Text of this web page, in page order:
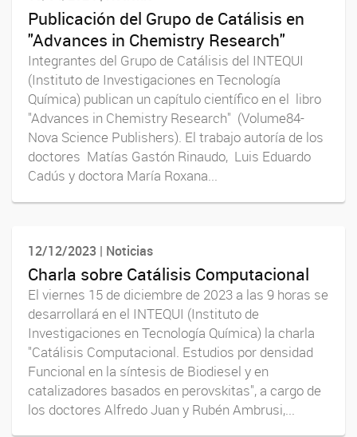
Publicación del Grupo de Catálisis en
"Advances in Chemistry Research"
Integrantes del Grupo de Catálisis del INTEQUI
(Instituto de Investigaciones en Tecnología
Química) publican un capítulo científico en el libro
"Advances in Chemistry Research" (Volume84-
Nova Science Publishers). El trabajo autoría de los
doctores Matías Gastón Rinaudo, Luis Eduardo
Cadús y doctora María Roxana...
12/12/2023 | Noticias
Charla sobre Catálisis Computacional
El viernes 15 de diciembre de 2023 a las 9 horas se
desarrollará en el INTEQUI (Instituto de
Investigaciones en Tecnología Química) la charla
"Catálisis Computacional. Estudios por densidad
Funcional en la síntesis de Biodiesel y en
catalizadores basados en perovskitas", a cargo de
los doctores Alfredo Juan y Rubén Ambrusi,...